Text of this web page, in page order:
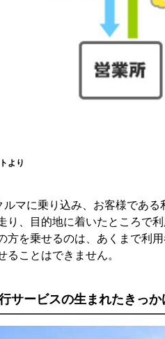
より
マに乗り込み、お客様であ
り、目的地に着いたところで
方を乗せるのは、あくまで利
ることはできません。
サービスの生まれたきっか